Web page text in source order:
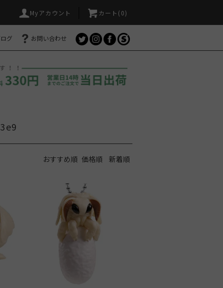
Myアカウント カート( 0)
グ お問い合わせ
おすすめ順 価格順 新着順